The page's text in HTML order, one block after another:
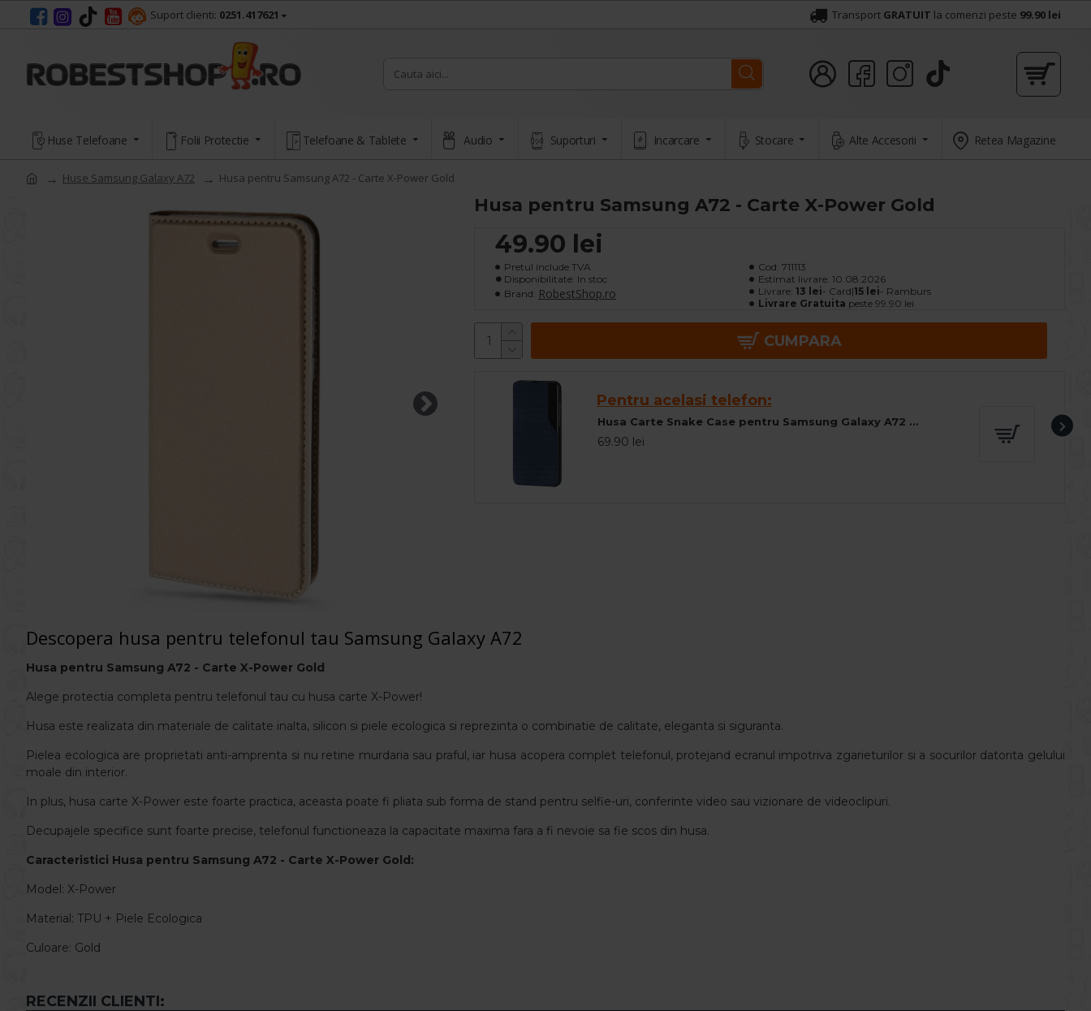
Suport clienti: 0251.417621 Transport GRATUIT la comenzi peste 99.90 lei
Huse Telefoane Folii Protectie Telefoane & Tablete Audio Suporturi Incarcare Stocare Alte Accesorii Retea Magazine
Huse Samsung Galaxy A72 Husa pentru Samsung A72 - Carte X-Power Gold
Husa pentru Samsung A72 - Carte X-Power Gold
49.90 lei
Pretul include TVA
Disponibilitate: In stoc
Brand: RobestShop.ro
Cod: 711113
Estimat livrare: 10.08.2026
Livrare: 13 lei- Card|15 lei- Ramburs
Livrare Gratuita peste 99.90 lei
CUMPARA
Pentru acelasi telefon:
Husa Carte Snake Case pentru Samsung Galaxy A72 - Albastru
69.90 lei
Descopera husa pentru telefonul tau Samsung Galaxy A72
Husa pentru Samsung A72 - Carte X-Power Gold
Alege protectia completa pentru telefonul tau cu husa carte X-Power!
Husa este realizata din materiale de calitate inalta, silicon si piele ecologica si reprezinta o combinatie de calitate, eleganta si siguranta.
Pielea ecologica are proprietati anti-amprenta si nu retine murdaria sau praful, iar husa acopera complet telefonul, protejand ecranul impotriva zgarieturilor si a socurilor datorita gelului
moale din interior.
In plus, husa carte X-Power este foarte practica, aceasta poate fi pliata sub forma de stand pentru selfie-uri, conferinte video sau vizionare de videoclipuri.
Decupajele specifice sunt foarte precise, telefonul functioneaza la capacitate maxima fara a fi nevoie sa fie scos din husa.
Caracteristici Husa pentru Samsung A72 - Carte X-Power Gold:
Model: X-Power
Material: TPU + Piele Ecologica
Culoare: Gold
RECENZII CLIENTI: